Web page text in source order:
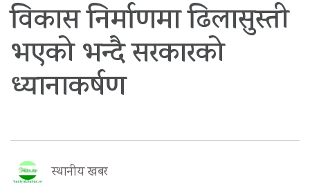
विकास निर्माणमा ढिलासुस्ती
भएको भन्दै सरकारको
ध्यानाकर्षण
स्थानीय खबर